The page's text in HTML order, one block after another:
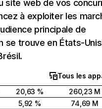
site web de vos
à exploiter les
principale de
se trouve en États-
Tous les
20,63 %
260,23 M
5,92 %
74,69 M